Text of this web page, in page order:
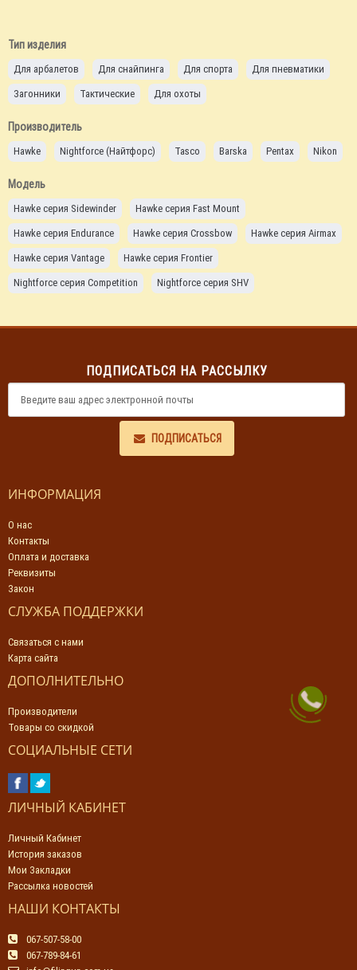
Тип изделия
Для арбалетов Для снайпинга Для спорта
Для пневматики
Загонники
Тактические Для охоты
Производитель
Hawke Nightforce (Найтфорс) Tasco Barska Pentax Nikon
Модель
Hawke серия Sidewinder
Hawke серия Fast Mount
Hawke серия Endurance
Hawke серия Crossbow
Hawke серия Airmax
Hawke серия Vantage
Hawke серия Frontier
Nightforce серия Competition
Nightforce серия SHV
ПОДПИСАТЬСЯ НА РАССЫЛКУ
ПОДПИСАТЬСЯ
ИНФОРМАЦИЯ
О нас
Контакты
Оплата и доставка
Реквизиты
Закон
СЛУЖБА ПОДДЕРЖКИ
Связаться с нами
Карта сайта
ДОПОЛНИТЕЛЬНО
Производители
Товары со скидкой
СОЦИАЛЬНЫЕ СЕТИ
ЛИЧНЫЙ КАБИНЕТ
Личный Кабинет
История заказов
Мои Закладки
Рассылка новостей
НАШИ КОНТАКТЫ
067-507-58-00
067-789-84-61